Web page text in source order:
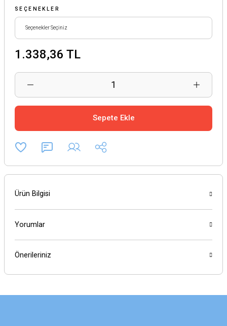
SEÇENEKLER
1.338,36 TL
Sepete Ekle
Ürün Bilgisi
Yorumlar
Önerileriniz